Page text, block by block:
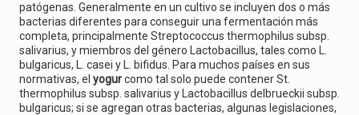
patógenas. Generalmente en un cultivo se incluyen dos o más
bacterias diferentes para conseguir una fermentación más
completa, principalmente Streptococcus thermophilus subsp.
salivarius, y miembros del género Lactobacillus, tales como L.
bulgaricus, L. casei y L. bifidus. Para muchos países en sus
normativas, el yogurcomo tal solo puede contener St.
thermophilus subsp. salivarius y Lactobacillus delbrueckii subsp.
bulgaricus; si se agregan otras bacterias, algunas legislaciones,